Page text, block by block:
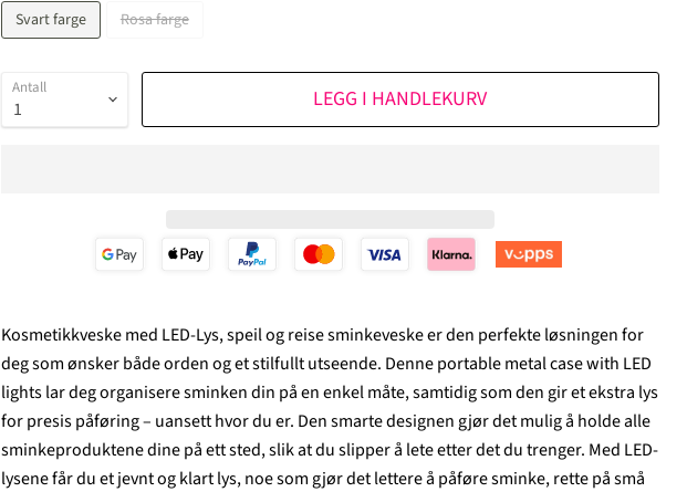
Svart farge
Rosa farge
Antall LEGG I HANDLEKURV
Kosmetikkveske med LED-Lys, speil og reise sminkeveske er den perfekte løsningen for
deg som ønsker både orden og et stilfullt utseende. Denne portable metal case with LED
lights lar deg organisere sminken din på en enkel måte, samtidig som den gir et ekstra lys
for presis påføring – uansett hvor du er. Den smarte designen gjør det mulig å holde alle
sminkeproduktene dine på ett sted, slik at du slipper å lete etter det du trenger. Med LED-
lysene får du et jevnt og klart lys, noe som gjør det lettere å påføre sminke, rette på små